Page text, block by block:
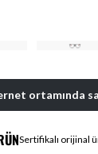
ortamında
Sertifikalı orijinal